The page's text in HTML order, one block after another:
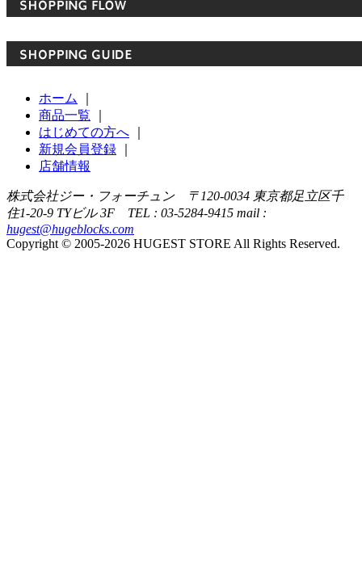
ホーム
商品一覧
はじめての方へ
新規会員登録
店舗情報
株式会社ジー・フォーチュン 〒120-0034 東京都足立区千
住1-20-9 TYビル 3F TEL : 03-5284-9415 mail :
hugest@hugeblocks.com
Copyright © 2005-2026 HUGEST STORE All Rights Reserved.